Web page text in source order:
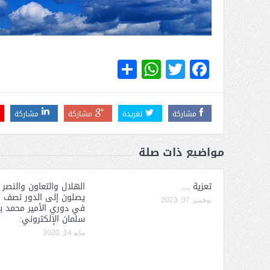
Facebook
Twitter
WhatsApp
مشاركة تغريدة مشاركة مشاركة
مواضيع ذات صلة
تعزية …
نوفمبر 07, 2023
الهلال والتعاون
يصلون إلى الدور نصف
في دوري الأمير محمد
سلمان الإلكتروني:
مايو 14, 2020